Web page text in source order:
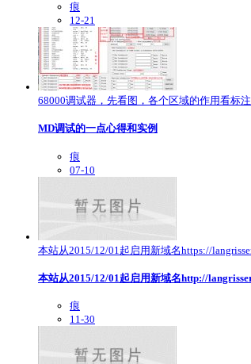
痕
12-21
68000调试器，先看图，各个区域的作用看标
MD调试的一点心得和实例
痕
07-10
本站从2015/12/01起启用新域名https://
本站从2015/12/01起启用新域名http://
痕
11-30